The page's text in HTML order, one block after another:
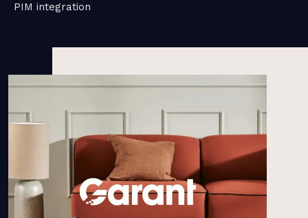
Cases
Karriere
Om os
Kontakt
PIM integration